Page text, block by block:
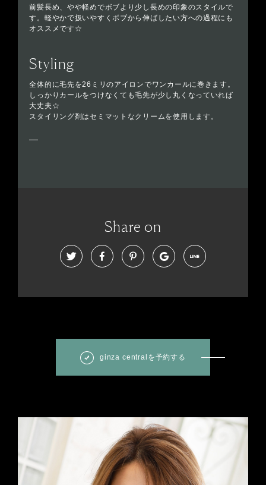
前髪長め、やや軽めでボブより少し長めの印象のスタイルで
す。軽やかで扱いやすくボブから伸ばしたい方への過程にも
オススメです☆
Styling
全体的に毛先を26ミリのアイロンでワンカールに巻きます。
しっかりカールをつけなくても毛先が少し丸くなっていれば
大丈夫☆
スタイリング剤はセミマットなクリームを使用します。
Share on
ginza centralを予約する